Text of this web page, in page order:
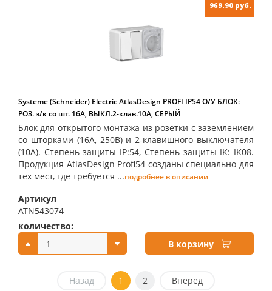
969.90 руб.
Systeme (Schneider) Electric AtlasDesign PROFI IP54 О/У БЛОК:
РОЗ. з/к со шт. 16А, ВЫКЛ.2-клав.10А, СЕРЫЙ
Блок для открытого монтажа из розетки с заземлением
со шторками (16А, 250В) и 2-клавишного выключателя
(10А). Степень защиты IP:54, Степень защиты IK: IK08.
Продукция AtlasDesign Profi54 созданы специально для
тех мест, где требуется ...подробнее в описании
Артикул
ATN543074
количество:
В корзину
Назад 1 2 Вперед